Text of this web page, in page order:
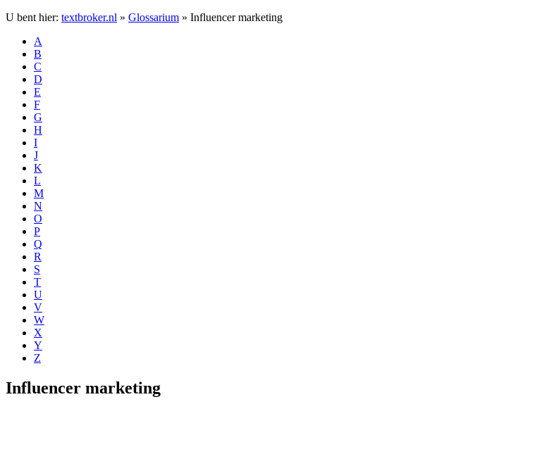
U bent hier: textbroker.nl » Glossarium » Influencer marketing
A
B
C
D
E
F
G
H
I
J
K
L
M
N
O
P
Q
R
S
T
U
V
W
X
Y
Z
Influencer marketing